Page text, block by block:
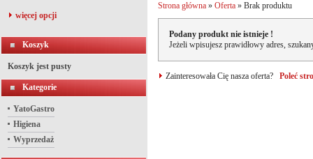
więcej opcji
Koszyk
Koszyk jest pusty
Kategorie
YatoGastro
Higiena
Wyprzedaż
Strona główna » Oferta » Brak produktu
Podany produkt nie istnieje !
Jeżeli wpisujesz prawidłowy adres,
Zainteresowała Cię nasza oferta? Poleć